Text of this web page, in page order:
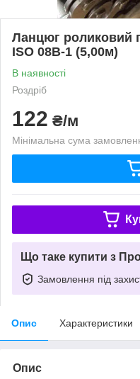
Ланцюг роликовий
ISO 08B-1 (5,00м)
В наявності
Роздріб
122 ₴/м
Мінімальна сума
Що таке купити з
Замовлення під
Опис Характеристики
Опис